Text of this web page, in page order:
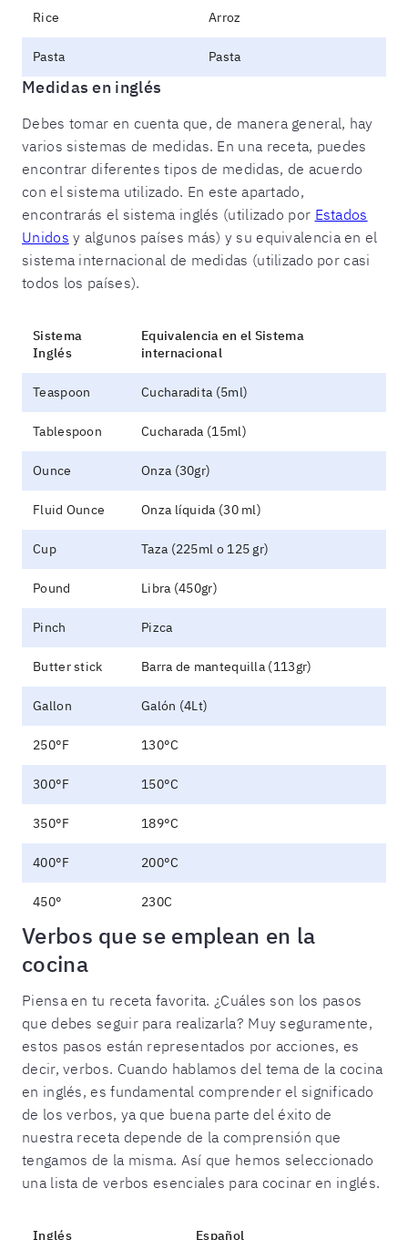
Rice Arroz
Pasta Pasta
Medidas en inglés
Debes tomar en cuenta que, de manera general, hay
varios sistemas de medidas. En una receta, puedes
encontrar diferentes tipos de medidas, de acuerdo
con el sistema utilizado. En este apartado,
encontrarás el sistema inglés (utilizado por Estados
Unidos y algunos países más) y su equivalencia en el
sistema internacional de medidas (utilizado por casi
todos los países).
Sistema
Inglés
Equivalencia en el Sistema
internacional
Teaspoon Cucharadita (5ml)
Tablespoon Cucharada (15ml)
Ounce Onza (30gr)
Fluid Ounce Onza líquida (30 ml)
Cup Taza (225ml o 125 gr)
Pound Libra (450gr)
Pinch Pizca
Butter stick Barra de mantequilla (113gr)
Gallon Galón (4Lt)
250°F 130°C
300°F 150°C
350°F 189°C
400°F 200°C
450° 230C
Verbos que se emplean en la
cocina
Piensa en tu receta favorita. ¿Cuáles son los pasos
que debes seguir para realizarla? Muy seguramente,
estos pasos están representados por acciones, es
decir, verbos. Cuando hablamos del tema de la cocina
en inglés, es fundamental comprender el significado
de los verbos, ya que buena parte del éxito de
nuestra receta depende de la comprensión que
tengamos de la misma. Así que hemos seleccionado
una lista de verbos esenciales para cocinar en inglés.
Inglés Español